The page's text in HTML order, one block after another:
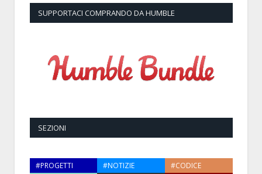
SUPPORTACI COMPRANDO DA HUMBLE
SEZIONI
#PROGETTI #NOTIZIE
#CODICE